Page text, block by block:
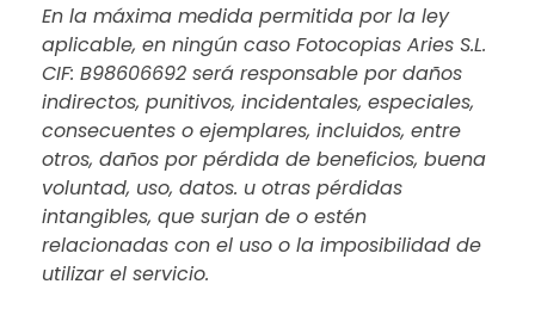
En la máxima medida permitida por la ley
aplicable, en ningún caso Fotocopias Aries S.L.
CIF: B98606692 será responsable por daños
indirectos, punitivos, incidentales, especiales,
consecuentes o ejemplares, incluidos, entre
otros, daños por pérdida de beneficios, buena
voluntad, uso, datos. u otras pérdidas
intangibles, que surjan de o estén
relacionadas con el uso o la imposibilidad de
utilizar el servicio.